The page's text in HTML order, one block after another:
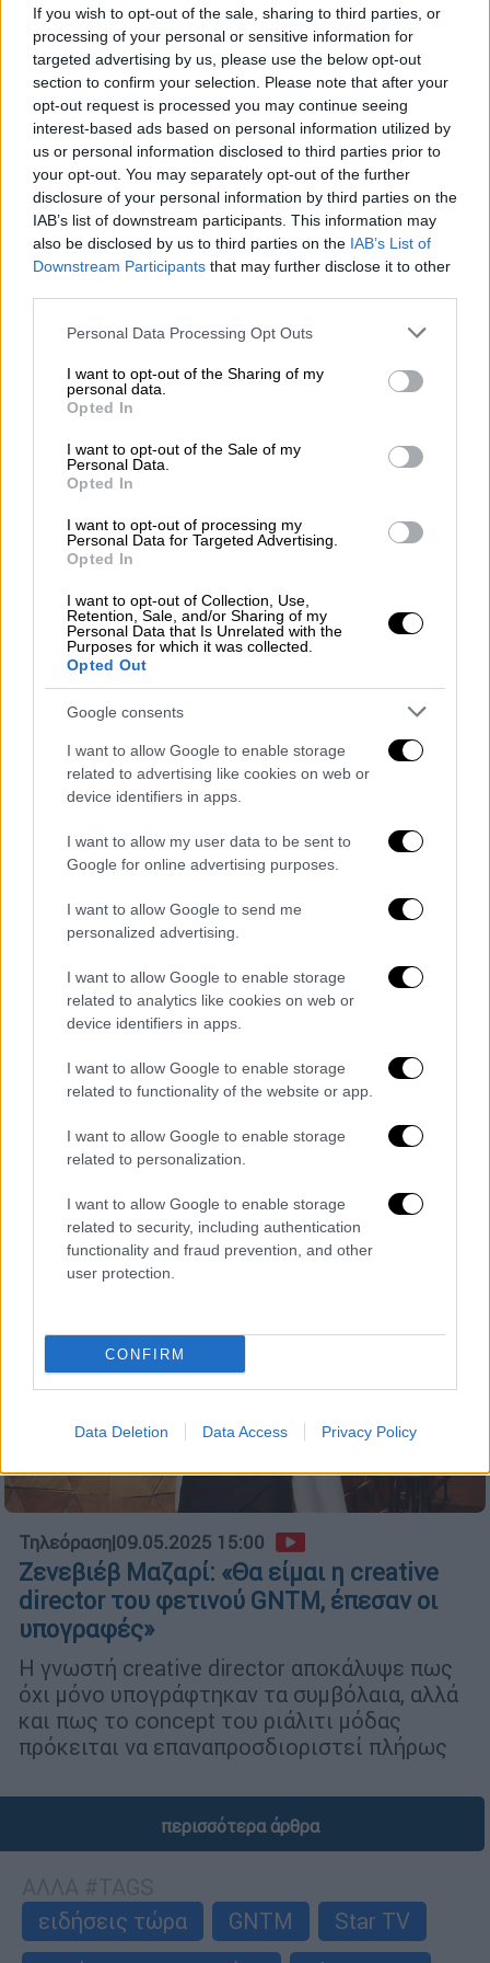
If you wish to opt-out of the sale, sharing to third parties, or
processing of your personal or sensitive information for
targeted advertising by us, please use the below opt-out
section to confirm your selection. Please note that after your
opt-out request is processed you may continue seeing
interest-based ads based on personal information utilized by
us or personal information disclosed to third parties prior to
your opt-out. You may separately opt-out of the further
disclosure of your personal information by third parties on the
IAB’s list of downstream participants. This information may
also be disclosed by us to third parties on the IAB’s List of
Downstream Participants that may further disclose it to other
Please note that this website/app uses one or more Google
not limited to your visit or usage behaviour. You may click to
grant or deny consent to Google and its third-party tags to
use your data for below specified purposes in below Google
consent section.
Personal Data Processing Opt Outs
I want to opt-out of the Sharing of my
personal data.
Opted In
I want to opt-out of the Sale of my
Personal Data.
Opted In
I want to opt-out of processing my
Personal Data for Targeted Advertising.
Opted In
I want to opt-out of Collection, Use,
Retention, Sale, and/or Sharing of my
Personal Data that Is Unrelated with the
Purposes for which it was collected.
Opted Out
Google consents
I want to allow Google to enable storage
related to advertising like cookies on web or
device identifiers in apps.
I want to allow my user data to be sent to
Google for online advertising purposes.
I want to allow Google to send me
personalized advertising.
I want to allow Google to enable storage
related to analytics like cookies on web or
device identifiers in apps.
I want to allow Google to enable storage
related to functionality of the website or app.
I want to allow Google to enable storage
related to personalization.
I want to allow Google to enable storage
related to security, including authentication
functionality and fraud prevention, and other
user protection.
CONFIRM
Data Deletion Data Access Privacy Policy
Ζενεβιέβ Μαζαρί και Έντι Γαβριηλίδη στην
κριτική επιτροπή
Τηλεόραση|24.06.2025 10:13
Κυκλοφόρησε το τρέιλερ του GNTM 6 -
Αυτοί είναι οι 5 κριτές του νέου κύκλου
Μετά από τρία χρόνια αποχής από την
Τηλεόραση |04.06.2025 11:15
GNTM: Επιστρέφει εντελώς
σε «ρόλο-κλειδί»
εξελισσόμενο χώρο μόδας
Τηλεόραση|09.05.2025 15:00
Ζενεβιέβ Μαζαρί: «Θα είμαι η creative
director του φετινού GNTM, έπεσαν οι
υπογραφές»
Η γνωστή creative director αποκάλυψε πως
όχι μόνο υπογράφτηκαν τα συμβόλαια, αλλά
και πως το concept του ριάλιτι μόδας
πρόκειται να επαναπροσδιοριστεί πλήρως
περισσότερα άρθρα
ειδήσεις τώρα
GNTM
Star TV